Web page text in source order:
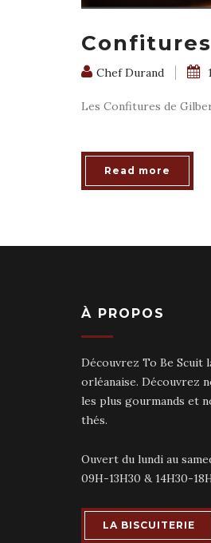
Chef Durand
Les Confitures de
Read more
À PROPOS
Découvrez To Be Scuit
orléanaise. Découvrez
les plus gourmands et
thés.
Ouvert du lundi au
09H-13H30 & 14H30-
LA BISCUITERIE